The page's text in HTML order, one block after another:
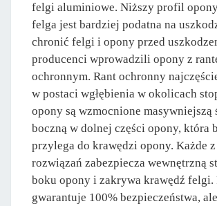
felgi aluminiowe. Niższy profil
felga jest bardziej podatna na
chronić felgi i opony przed
producenci wprowadzili opony z
ochronnym. Rant ochronny
w postaci wgłębienia w okolicach
opony są wzmocnione masywniejszą
boczną w dolnej części opony, która
przylega do krawędzi opony. Każde
rozwiązań zabezpiecza wewnętrzną
boku opony i zakrywa krawędź felgi.
gwarantuje 100% bezpieczeństwa,